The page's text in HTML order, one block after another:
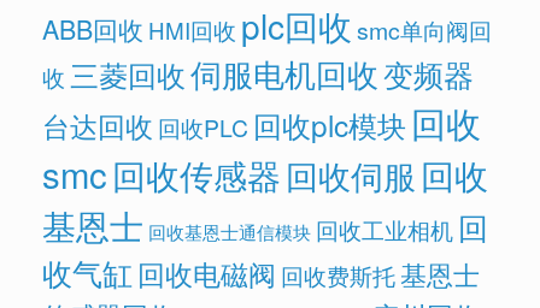
ABB回收 HMI回收 plc回收 smc单向阀回
收三菱回收伺服电机回收变频器
台达回收 回收PLC 回收plc模块 回收
smc回收传感器回收伺服 回收
基恩士 回收基恩士通信模块 回收工业相机 回
收气缸 回收电磁阀 回收费斯托基恩士